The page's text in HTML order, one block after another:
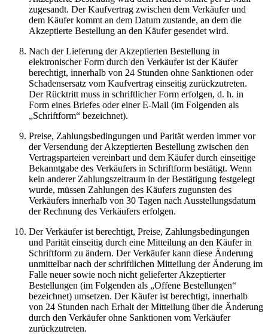
zugesandt. Der Kaufvertrag zwischen dem Verkäufer und
dem Käufer kommt an dem Datum zustande, an dem die
Akzeptierte Bestellung an den Käufer gesendet wird.
Nach der Lieferung der Akzeptierten Bestellung in
elektronischer Form durch den Verkäufer ist der Käufer
berechtigt, innerhalb von 24 Stunden ohne Sanktionen oder
Schadensersatz vom Kaufvertrag einseitig zurückzutreten.
Der Rücktritt muss in schriftlicher Form erfolgen, d. h. in
Form eines Briefes oder einer E-Mail (im Folgenden als
„Schriftform“ bezeichnet).
Preise, Zahlungsbedingungen und Parität werden immer vor
der Versendung der Akzeptierten Bestellung zwischen den
Vertragsparteien vereinbart und dem Käufer durch einseitige
Bekanntgabe des Verkäufers in Schriftform bestätigt. Wenn
kein anderer Zahlungszeitraum in der Bestätigung festgelegt
wurde, müssen Zahlungen des Käufers zugunsten des
Verkäufers innerhalb von 30 Tagen nach Ausstellungsdatum
der Rechnung des Verkäufers erfolgen.
Der Verkäufer ist berechtigt, Preise, Zahlungsbedingungen
und Parität einseitig durch eine Mitteilung an den Käufer in
Schriftform zu ändern. Der Verkäufer kann diese Änderung
unmittelbar nach der schriftlichen Mitteilung der Änderung im
Falle neuer sowie noch nicht gelieferter Akzeptierter
Bestellungen (im Folgenden als „Offene Bestellungen“
bezeichnet) umsetzen. Der Käufer ist berechtigt, innerhalb
von 24 Stunden nach Erhalt der Mitteilung über die Änderung
durch den Verkäufer ohne Sanktionen vom Verkäufer
zurückzutreten.